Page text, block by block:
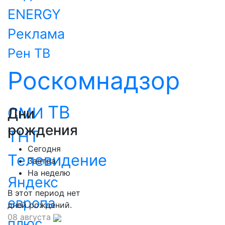
ENERGY
Реклама
Рен ТВ
Роскомнадзор
СМИ ТВ
ТНТ
Телевидение
Яндекс
европа
Дни
рождения
Сегодня
Завтра
На неделю
В этот период нет
дней рождений.
08 августа